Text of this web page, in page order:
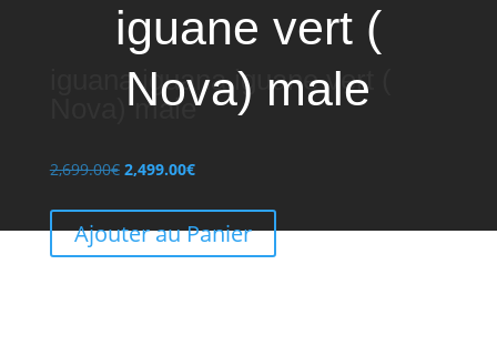
iguane vert (
Nova) male
iguana iguana iguane vert (
Nova) male
2,699.00€ Le
initial
était :
2,499.00€Le
actuel
est :
Ajouter au Panier